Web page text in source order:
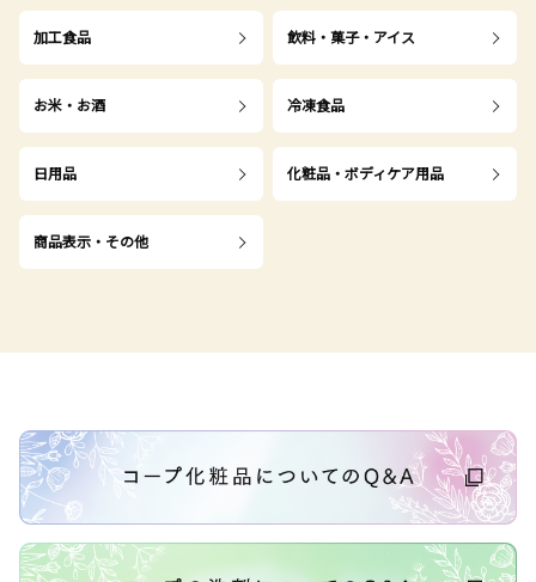
加工食品 飲料・菓子・アイス
お米・お酒 冷凍食品
日用品 化粧品・ボディケア用品
商品表示・その他